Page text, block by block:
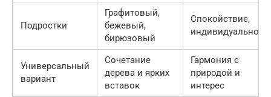
Подростки
Графитовый,
бежевый,
бирюзовый
Спокойствие,
Универсальный
вариант
Сочетание
дерева и ярких
вставок
Гармония с
природой и
интерес